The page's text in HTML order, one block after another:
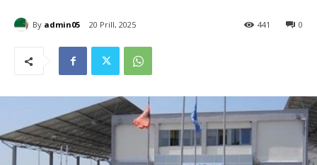
By admin05 20 Prill, 2025 0
441